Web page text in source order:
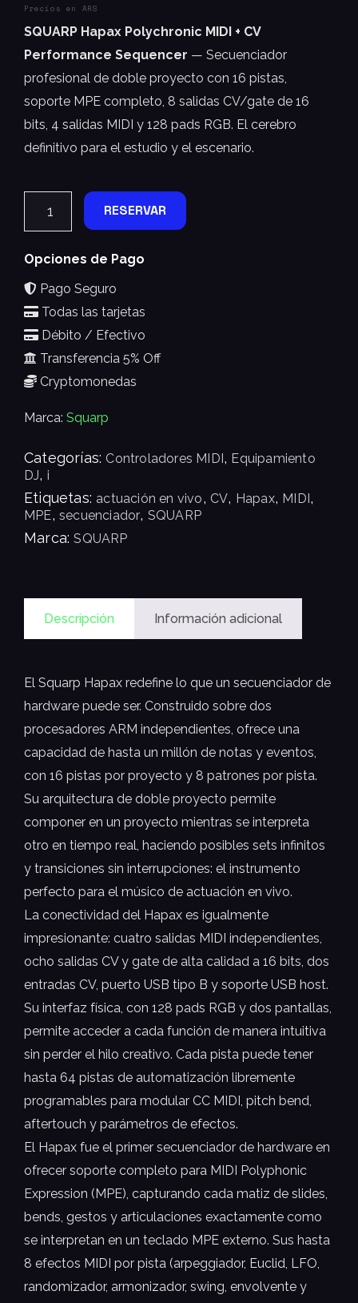
Precios en ARS
SQUARP Hapax Polychronic MIDI + CV
Performance Sequencer — Secuenciador
profesional de doble proyecto con 16 pistas,
soporte MPE completo, 8 salidas CV/gate de 16
bits, 4 salidas MIDI y 128 pads RGB. El cerebro
definitivo para el estudio y el escenario.
RESERVAR
Opciones de Pago
Pago Seguro
Todas las tarjetas
Débito / Efectivo
Transferencia 5% Off
Cryptomonedas
Marca: Squarp
Categorías: Controladores MIDI, Equipamiento
DJ, i
Etiquetas: actuación en vivo, CV, Hapax, MIDI,
MPE,secuenciador, SQUARP
Marca:SQUARP
Descripción Información adicional
El Squarp Hapax redefine lo que un secuenciador de
hardware puede ser. Construido sobre dos
procesadores ARM independientes, ofrece una
capacidad de hasta un millón de notas y eventos,
con 16 pistas por proyecto y 8 patrones por pista.
Su arquitectura de doble proyecto permite
componer en un proyecto mientras se interpreta
otro en tiempo real, haciendo posibles sets infinitos
y transiciones sin interrupciones: el instrumento
perfecto para el músico de actuación en vivo.
La conectividad del Hapax es igualmente
impresionante: cuatro salidas MIDI independientes,
ocho salidas CV y gate de alta calidad a 16 bits, dos
entradas CV, puerto USB tipo B y soporte USB host.
Su interfaz física, con 128 pads RGB y dos pantallas,
permite acceder a cada función de manera intuitiva
sin perder el hilo creativo. Cada pista puede tener
hasta 64 pistas de automatización libremente
programables para modular CC MIDI, pitch bend,
aftertouch y parámetros de efectos.
El Hapax fue el primer secuenciador de hardware en
ofrecer soporte completo para MIDI Polyphonic
Expression (MPE), capturando cada matiz de slides,
bends, gestos y articulaciones exactamente como
se interpretan en un teclado MPE externo. Sus hasta
8 efectos MIDI por pista (arpeggiador, Euclid, LFO,
randomizador, armonizador, swing, envolvente y